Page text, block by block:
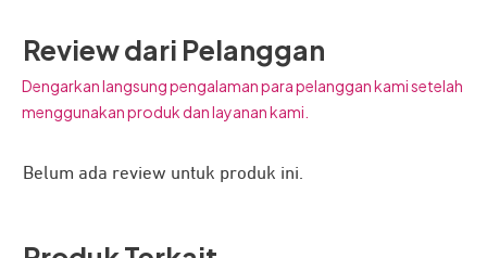
Anda. Jangan sampai aset penting ini terganggu, saatnya
Review dari Pelanggan
Dengarkan langsung pengalaman para pelanggan kami setelah
menggunakan produk dan layanan kami.
Belum ada review untuk produk ini.